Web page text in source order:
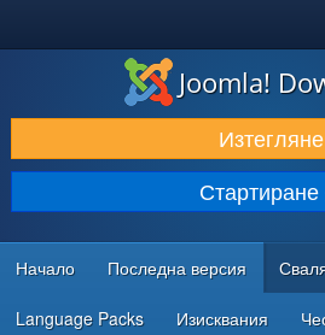
ИЗТЕГЛЯНЕ & РАЗШИРЯВАНЕ
ОТКРИВАЙТЕ & УЧЕТЕ
ОБЩНОСТ & ПОДДРЪЖКА
РЕСУРСИ ЗА РАЗРАБОТКА
Joomla!
Изтегляне
Стартиране
Начало Последна версия
Language Packs Изисквания